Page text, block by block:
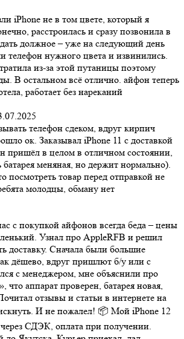
iPhone не в том цвете, который я
расстроилась и сразу позвонила в
должное – уже на следующий день
телефон нужного цвета и извинились.
из-за этой путаницы поэтому
В остальном всё отлично. айфон теперь
работает без нареканий
телефон сдеком, вдруг кирпич
ок. Заказывал iPhone 11 с доставкой
пришёл в целом в отличном состоянии,
меняная, но держит нормально).
посмотреть товар перед отправкой не
молодцы, обману нет
с покупкой айфонов всегда беда – цены
Узнал про AppleRFB и решил
доставку. Сначала были большие
дёшево, вдруг пришлют б/у или с
с менеджером, мне объяснили про
что аппарат проверен, батарея новая,
отзывы и статьи в интернете на
И не пожалел! 📦 Мой iPhone 12
СДЭК, оплата при получении.